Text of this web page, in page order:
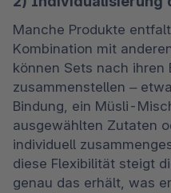
Manche Produkte
Kombination mit
können Sets nach ihren
zusammenstellen –
Bindung, ein Müsli-
ausgewählten Zutaten
individuell
diese Flexibilität steigt
genau das erhält, was